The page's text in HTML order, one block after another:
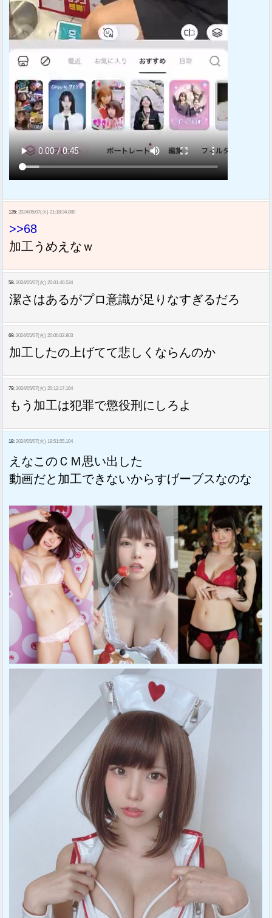
135: 2024/05/07(火) 21:18:34.880
>>68
加工うめえなｗ
58: 2024/05/07(火) 20:01:40.534
潔さはあるがプロ意識が足りなすぎるだろ
69: 2024/05/07(火) 20:06:02.803
加工したの上げてて悲しくならんのか
79: 2024/05/07(火) 20:12:17.164
もう加工は犯罪で懲役刑にしろよ
18: 2024/05/07(火) 19:51:55.104
えなこのＣＭ思い出した
動画だと加工できないからすげーブスなのな